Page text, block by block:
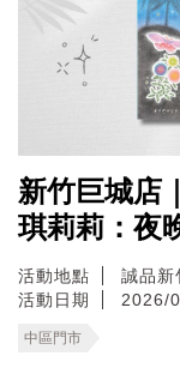
新竹巨城店
琪莉莉：夜
活動地點
誠品
活動日期
2026/
中區門市